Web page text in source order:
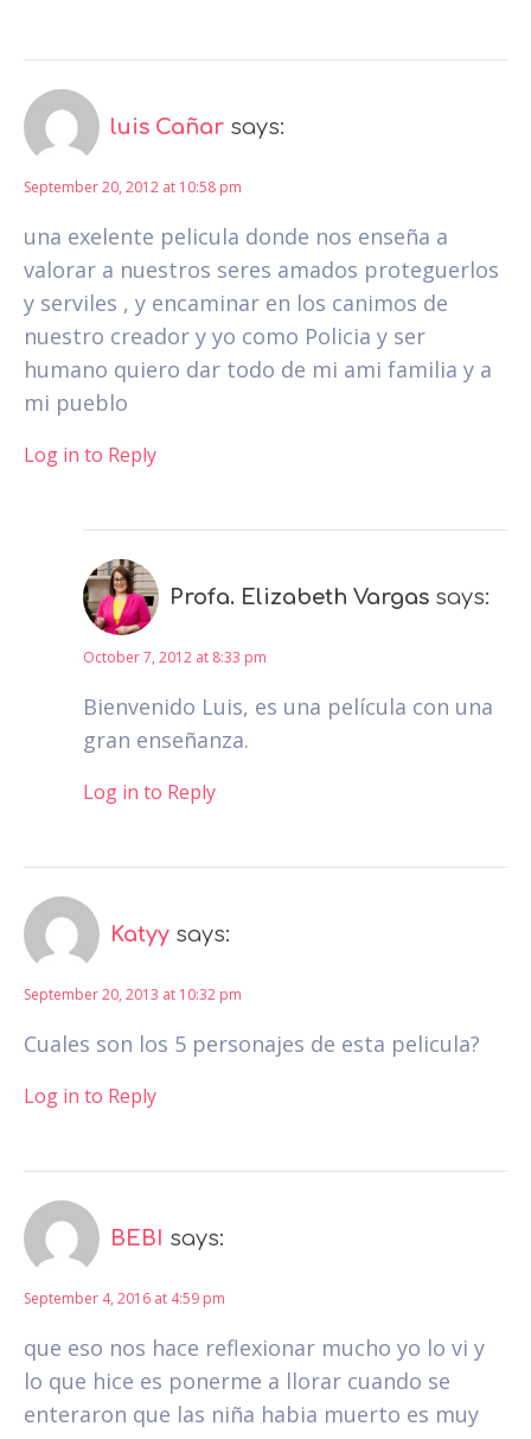
luis Cañar says:
September 20, 2012 at 10:58 pm
una exelente pelicula donde nos enseña a
valorar a nuestros seres amados proteguerlos
y serviles , y encaminar en los canimos de
nuestro creador y yo como Policia y ser
humano quiero dar todo de mi ami familia y a
mi pueblo
Log in to Reply
Profa. Elizabeth Vargas says:
October 7, 2012 at 8:33 pm
Bienvenido Luis, es una película con una
gran enseñanza.
Log in to Reply
Katyy says:
September 20, 2013 at 10:32 pm
Cuales son los 5 personajes de esta pelicula?
Log in to Reply
BEBI says:
September 4, 2016 at 4:59 pm
que eso nos hace reflexionar mucho yo lo vi y
lo que hice es ponerme a llorar cuando se
enteraron que las niña habia muerto es muy